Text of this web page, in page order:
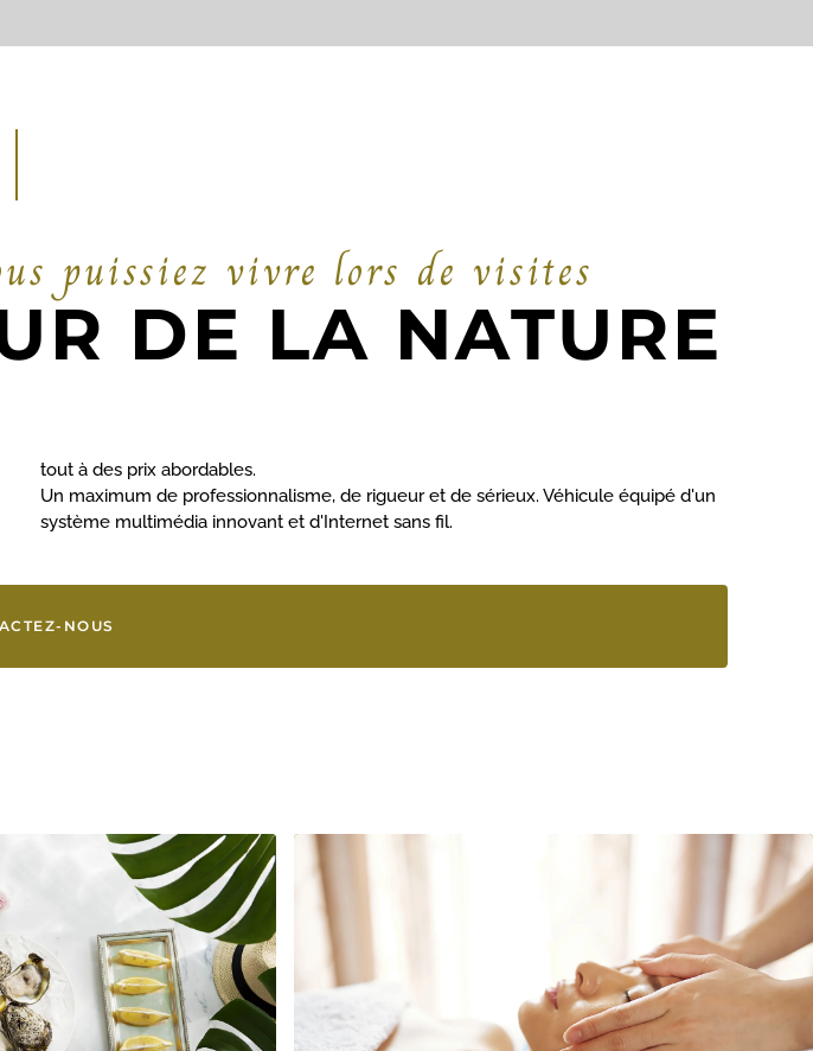
puissiez vivre lors de visites
DE LA NATURE
tout à des prix abordables.
Un maximum de professionnalisme, de rigueur et de sérieux. Véhicule équipé d'un
système multimédia innovant et d'Internet sans fil.
NOUS